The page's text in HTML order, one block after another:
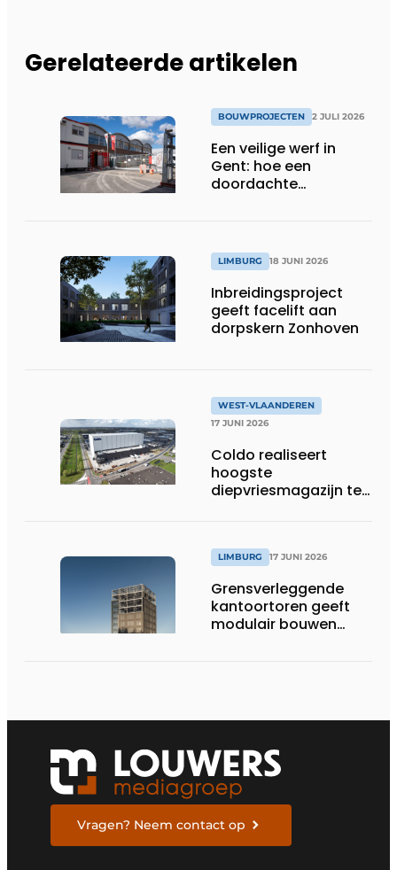
Gerelateerde artikelen
BOUWPROJECTEN 2 JULI 2026
Een veilige werf in
Gent: hoe een
doordachte
LIMBURG 18 JUNI 2026
Inbreidingsproject
geeft facelift aan
dorpskern Zonhoven
WEST-VLAANDEREN
17 JUNI 2026
Coldo realiseert
hoogste
diepvriesmagazijn ter
duurzaamheid,
technische innovatie
en schaalgrootte
LIMBURG 17 JUNI 2026
Grensverleggende
kantoortoren geeft
modulair bouwen
Vragen? Neem contact op